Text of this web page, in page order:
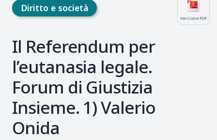
Versione PDF
Diritto e società
Il Referendum per
l’eutanasia legale.
Forum di Giustizia
Insieme. 1) Valerio
Onida